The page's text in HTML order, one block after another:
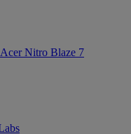
Acer Nitro Blaze 7